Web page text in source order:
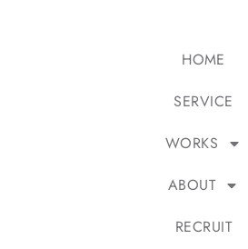
HOME
SERVICE
WORKS
ABOUT
RECRUIT